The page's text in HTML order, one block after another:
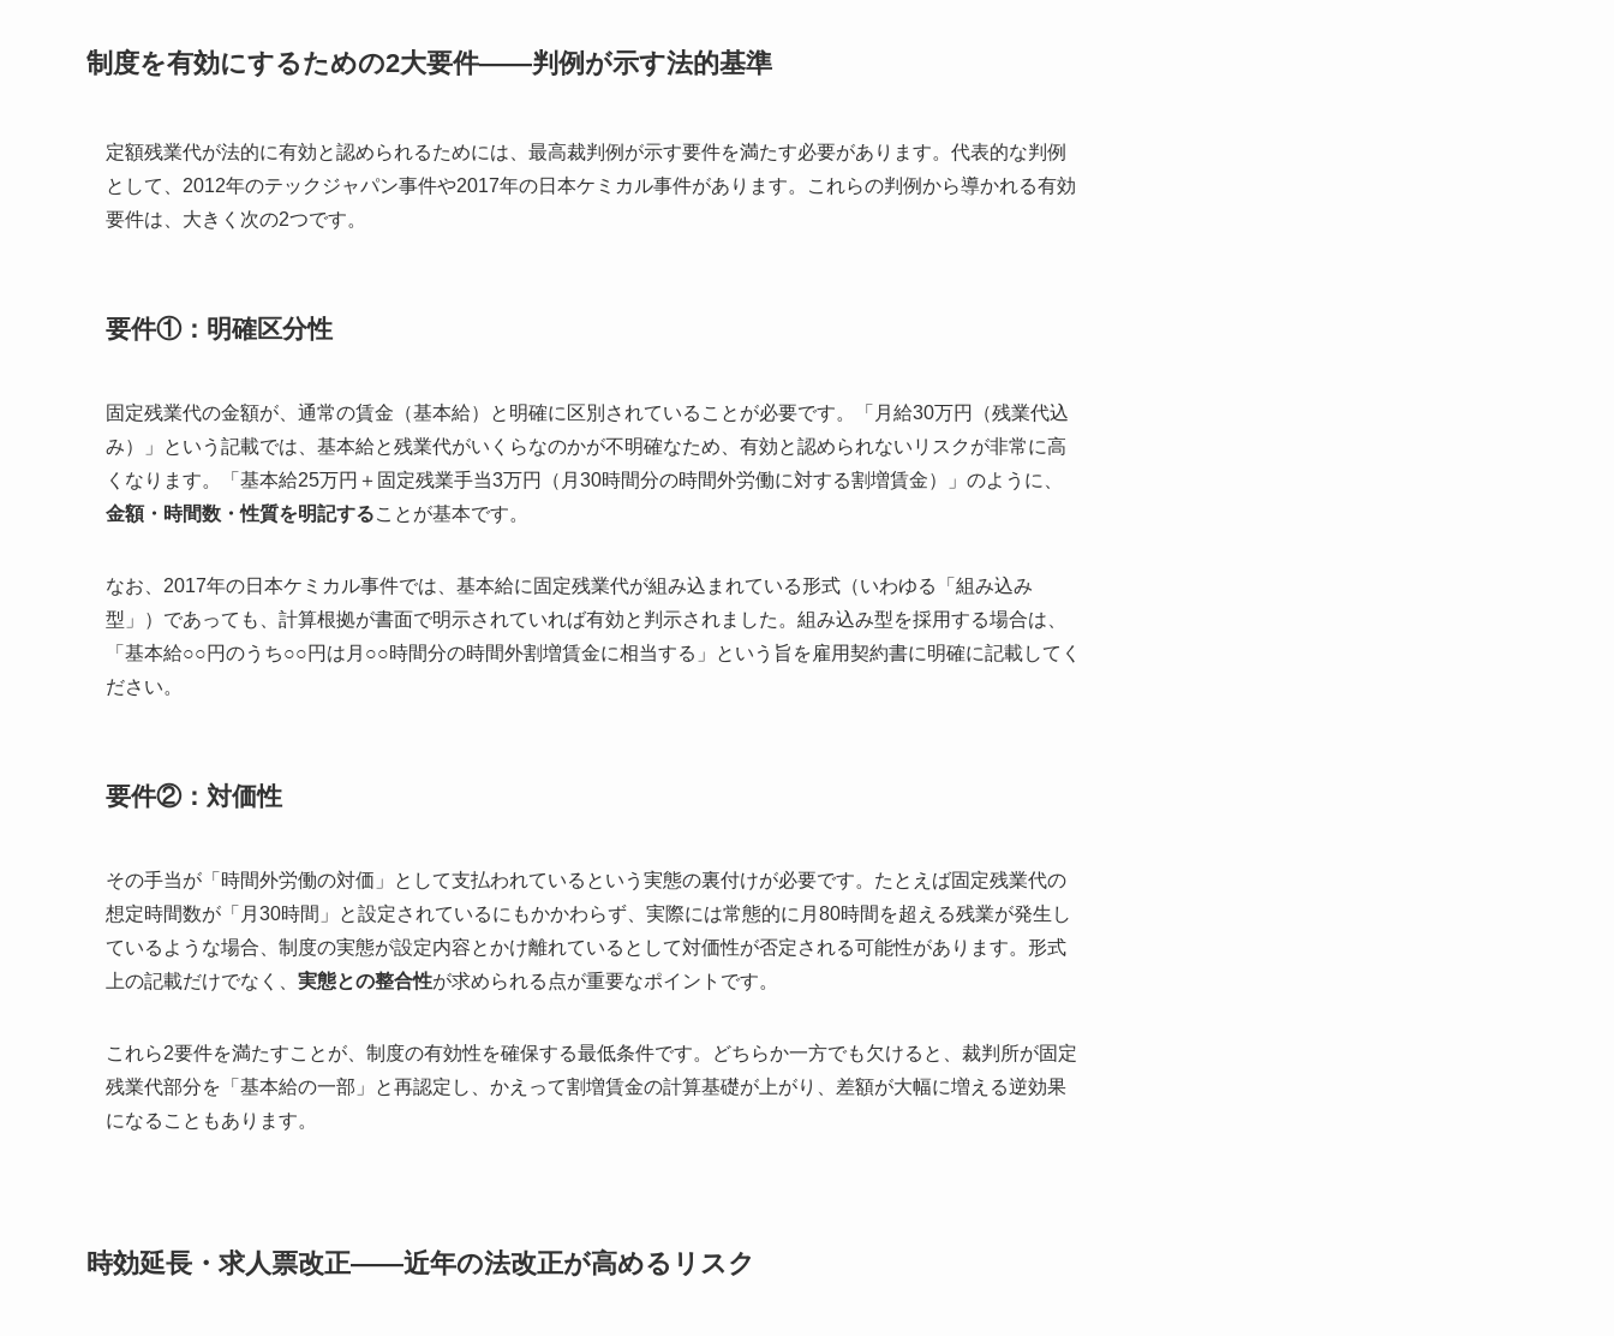
制度を有効にするための2大要件——判例が示す法的基準
定額残業代が法的に有効と認められるためには、最高裁判例が示す要件を満たす必要があります。代表的な判例
として、2012年のテックジャパン事件や2017年の日本ケミカル事件があります。これらの判例から導かれる有効
要件は、大きく次の2つです。
要件①：明確区分性
固定残業代の金額が、通常の賃金（基本給）と明確に区別されていることが必要です。「月給30万円（残業代込
み）」という記載では、基本給と残業代がいくらなのかが不明確なため、有効と認められないリスクが非常に高
くなります。「基本給25万円＋固定残業手当3万円（月30時間分の時間外労働に対する割増賃金）」のように、
金額・時間数・性質を明記することが基本です。
なお、2017年の日本ケミカル事件では、基本給に固定残業代が組み込まれている形式（いわゆる「組み込み
型」）であっても、計算根拠が書面で明示されていれば有効と判示されました。組み込み型を採用する場合は、
「基本給○○円のうち○○円は月○○時間分の時間外割増賃金に相当する」という旨を雇用契約書に明確に記載してく
ださい。
要件②：対価性
その手当が「時間外労働の対価」として支払われているという実態の裏付けが必要です。たとえば固定残業代の
想定時間数が「月30時間」と設定されているにもかかわらず、実際には常態的に月80時間を超える残業が発生し
ているような場合、制度の実態が設定内容とかけ離れているとして対価性が否定される可能性があります。形式
上の記載だけでなく、 実態との整合性が求められる点が重要なポイントです。
これら2要件を満たすことが、制度の有効性を確保する最低条件です。どちらか一方でも欠けると、裁判所が固定
残業代部分を「基本給の一部」と再認定し、かえって割増賃金の計算基礎が上がり、差額が大幅に増える逆効果
になることもあります。
時効延長・求人票改正——近年の法改正が高めるリスク